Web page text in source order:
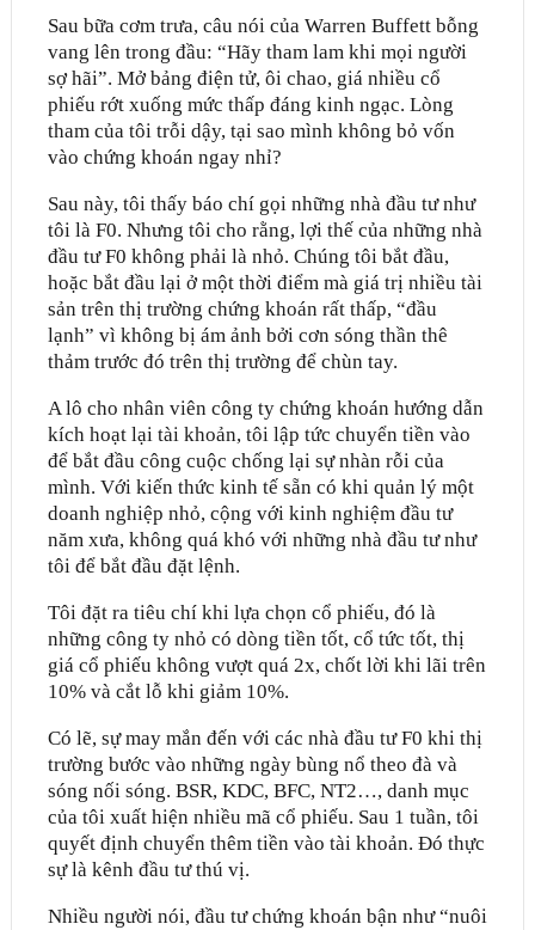
Sau bữa cơm trưa, câu nói của Warren Buffett bỗng
vang lên trong đầu: “Hãy tham lam khi mọi người
sợ hãi”. Mở bảng điện tử, ôi chao, giá nhiều cổ
phiếu rớt xuống mức thấp đáng kinh ngạc. Lòng
tham của tôi trỗi dậy, tại sao mình không bỏ vốn
vào chứng khoán ngay nhỉ?
Sau này, tôi thấy báo chí gọi những nhà đầu tư như
tôi là F0. Nhưng tôi cho rằng, lợi thế của những nhà
đầu tư F0 không phải là nhỏ. Chúng tôi bắt đầu,
hoặc bắt đầu lại ở một thời điểm mà giá trị nhiều tài
sản trên thị trường chứng khoán rất thấp, “đầu
lạnh” vì không bị ám ảnh bởi cơn sóng thần thê
thảm trước đó trên thị trường để chùn tay.
A lô cho nhân viên công ty chứng khoán hướng dẫn
kích hoạt lại tài khoản, tôi lập tức chuyển tiền vào
để bắt đầu công cuộc chống lại sự nhàn rỗi của
mình. Với kiến thức kinh tế sẵn có khi quản lý một
doanh nghiệp nhỏ, cộng với kinh nghiệm đầu tư
năm xưa, không quá khó với những nhà đầu tư như
tôi để bắt đầu đặt lệnh.
Tôi đặt ra tiêu chí khi lựa chọn cổ phiếu, đó là
những công ty nhỏ có dòng tiền tốt, cổ tức tốt, thị
giá cổ phiếu không vượt quá 2x, chốt lời khi lãi trên
10% và cắt lỗ khi giảm 10%.
Có lẽ, sự may mắn đến với các nhà đầu tư F0 khi thị
trường bước vào những ngày bùng nổ theo đà và
sóng nối sóng. BSR, KDC, BFC, NT2…, danh mục
của tôi xuất hiện nhiều mã cổ phiếu. Sau 1 tuần, tôi
quyết định chuyển thêm tiền vào tài khoản. Ðó thực
sự là kênh đầu tư thú vị.
Nhiều người nói, đầu tư chứng khoán bận như “nuôi